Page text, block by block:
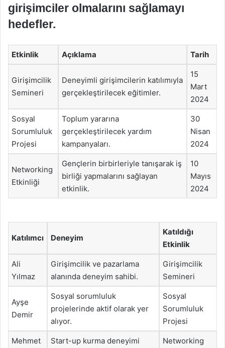
girişimciler olmalarını sağlamayı
hedefler.
Etkinlik Açıklama Tarih
Girişimcilik
Semineri
Deneyimli girişimcilerin katılımıyla
gerçekleştirilecek eğitimler.
15
Mart
2024
Sosyal
Sorumluluk
Projesi
Toplum yararına
gerçekleştirilecek yardım
kampanyaları.
30
Nisan
2024
Networking
Etkinliği
Gençlerin birbirleriyle tanışarak iş
birliği yapmalarını sağlayan
etkinlik.
10
Mayıs
2024
Katılımcı Deneyim
Katıldığı
Etkinlik
Ali
Yılmaz
Girişimcilik ve pazarlama
alanında deneyim sahibi.
Girişimcilik
Semineri
Ayşe
Demir
Sosyal sorumluluk
projelerinde aktif olarak yer
alıyor.
Sosyal
Sorumluluk
Projesi
Mehmet
Start-up kurma deneyimi
Networking